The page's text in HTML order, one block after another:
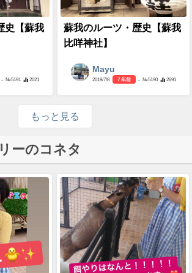
史【蘇我
- №5191 2021
蘇我のルーツ・歴史【蘇我
比咩神社】
Mayu
2019/7/8 7 年前 - №5190 2691
もっと見る
ーのコネタ